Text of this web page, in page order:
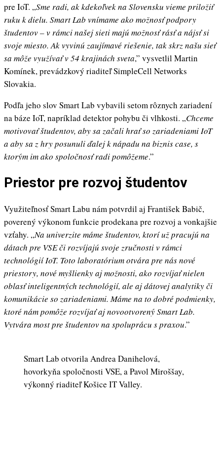
pre IoT. „Sme radi, ak kdekoľvek na Slovensku vieme priložiť
ruku k dielu. Smart Lab vnímame ako možnosť podpory
študentov – v rámci našej sieti majú možnosť rásť a nájsť si
svoje miesto. Ak vyvinú zaujímavé riešenie, tak skrz našu sieť
sa môže využívať v 54 krajinách sveta,” vysvetlil Martin
Komínek, prevádzkový riaditeľ SimpleCell Networks
Slovakia.
Podľa jeho slov Smart Lab vybavili setom rôznych zariadení
na báze IoT, napríklad detektor pohybu či vlhkosti. „Chceme
motivovať študentov, aby sa začali hrať so zariadeniami IoT
a aby sa z hry posunuli ďalej k nápadu na biznis case, s
ktorým im ako spoločnosť radi pomôžeme.”
Priestor pre rozvoj študentov
Využiteľnosť Smart Labu nám potvrdil aj František Babič,
poverený výkonom funkcie prodekana pre rozvoj a vonkajšie
vzťahy. „Na univerzite máme študentov, ktorí už pracujú na
dátach pre VSE či rozvíjajú svoje zručnosti v rámci
technológií IoT. Toto laboratórium otvára pre nás nové
priestory, nové myšlienky aj možnosti, ako rozvíjať nielen
oblasť inteligentných technológií, ale aj dátovej analytiky či
komunikácie so zariadeniami. Máme na to dobré podmienky,
ktoré nám pomôže rozvíjať aj novootvorený Smart Lab.
Vytvára most pre študentov na spoluprácu s praxou.”
Smart Lab otvorila Andrea Danihelová,
hovorkyňa spoločnosti VSE, a Pavol Miroššay,
výkonný riaditeľ Košice IT Valley.